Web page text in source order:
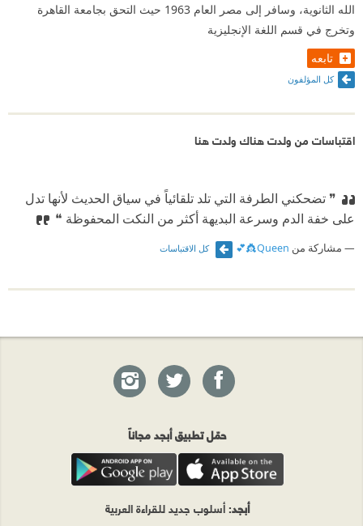
الله الثانوية، وسافر إلى مصر العام 1963 حيث التحق بجامعة القاهرة
وتخرج في قسم اللغة الإنجليزية
تابعه
كل المؤلفون
اقتباسات من ولدت هناك ولدت هنا
❞ تضحكني الطرفة التي تلد تلقائياً في سياق الحديث لأنها تدل
على خفة الدم وسرعة البديهة أكثر من النكت المحفوظة ❝
مشاركة من Queen👸💕 كل الاقتباسات
حمّل تطبيق أبجد مجاناً
أبجد: أسلوب جديد للقراءة العربية